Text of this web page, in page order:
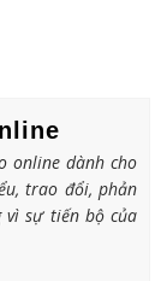
dành cho
trao đổi, phản
vì sự tiến bộ của